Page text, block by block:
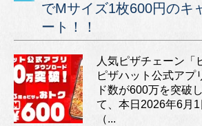
でMサイズ1枚600円のキ
ート！！
人気ピザチェーン「
ピザハット公式アプ
ド数が600万を突破
て、本日2026年6月
（...